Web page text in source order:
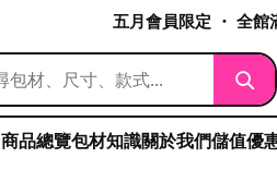
五月會員限定 ・ 全館
商品總覽包材知識關於我們儲值優